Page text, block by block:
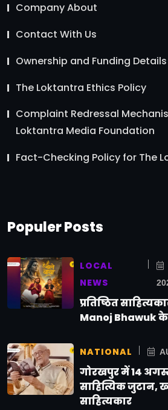
Company About
Contact With Us
Ownership and Funding
The Loktantra Ethics Policy
Complaint Redressal
Loktantra Media Foundation
Fact-Checking Policy for The
Populer Posts
LOCAL
NEWS
प्रतिष्ठित
Manoj Bhawuk के
NATIONAL
गोरखपुर में 14
साहित्यिक जुटान,
साहित्यकार